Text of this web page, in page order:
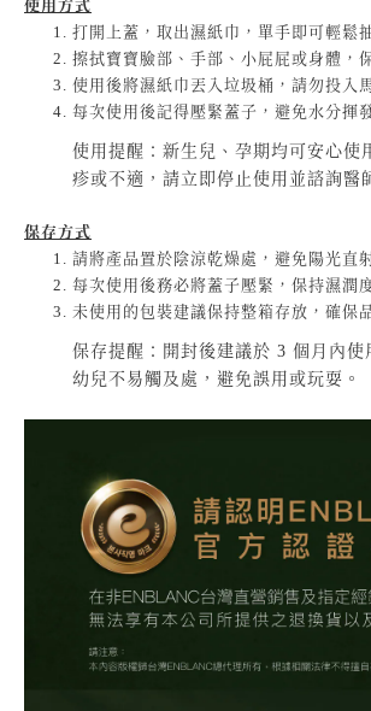
使用方式
打開上蓋，取出濕紙巾，單手即可輕鬆
擦拭寶寶臉部、手部、小屁屁或身體，
使用後將濕紙巾丟入垃圾桶，請勿投入
每次使用後記得壓緊蓋子，避免水分揮
使用提醒：新生兒、孕期均可安心使
疹或不適，請立即停止使用並諮詢醫
保存方式
請將產品置於陰涼乾燥處，避免陽光直
每次使用後務必將蓋子壓緊，保持濕潤
未使用的包裝建議保持整箱存放，確保
保存提醒：開封後建議於 3 個月內使
幼兒不易觸及處，避免誤用或玩耍。